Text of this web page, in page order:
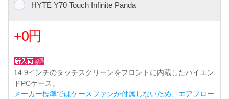
HYTE Y70 Touch Infinite Panda
+0円
14.9インチのタッチスクリーンをフロントに内蔵したハイエン
ドPCケース。
メーカー標準ではケースファンが付属しないため、エアフロー